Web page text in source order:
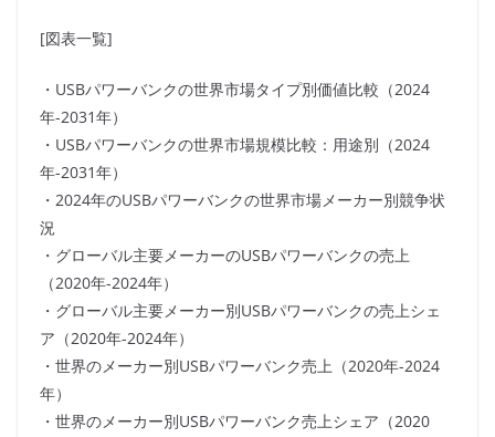
[図表一覧]
・USBパワーバンクの世界市場タイプ別価値比較（2024
年-2031年）
・USBパワーバンクの世界市場規模比較：用途別（2024
年-2031年）
・2024年のUSBパワーバンクの世界市場メーカー別競争状
況
・グローバル主要メーカーのUSBパワーバンクの売上
（2020年-2024年）
・グローバル主要メーカー別USBパワーバンクの売上シェ
ア（2020年-2024年）
・世界のメーカー別USBパワーバンク売上（2020年-2024
年）
・世界のメーカー別USBパワーバンク売上シェア（2020